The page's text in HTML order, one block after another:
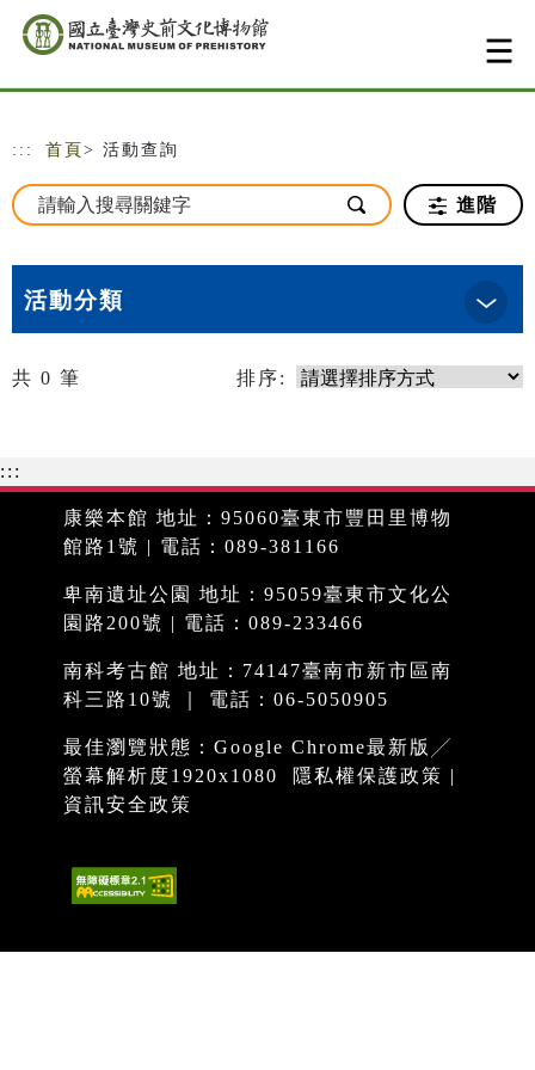
跳到主要內容
網站導覽
::: 首頁 > 活動查詢
進階
活動分類
共 0 筆 排序:
:::
康樂本館 地址：95060臺東市豐田里博物
館路1號 | 電話：089-381166
卑南遺址公園 地址：95059臺東市文化公
園路200號 | 電話：089-233466
南科考古館 地址：74147臺南市新市區南
科三路10號 ｜ 電話：06-5050905
最佳瀏覽狀態：Google Chrome最新版╱
螢幕解析度1920x1080
隱私權保護政策 |
資訊安全政策